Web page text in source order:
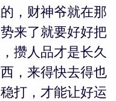
，财神爷就在那
来了就要好好把
攒人品才是长久
，来得快去得也
打，才能让好运